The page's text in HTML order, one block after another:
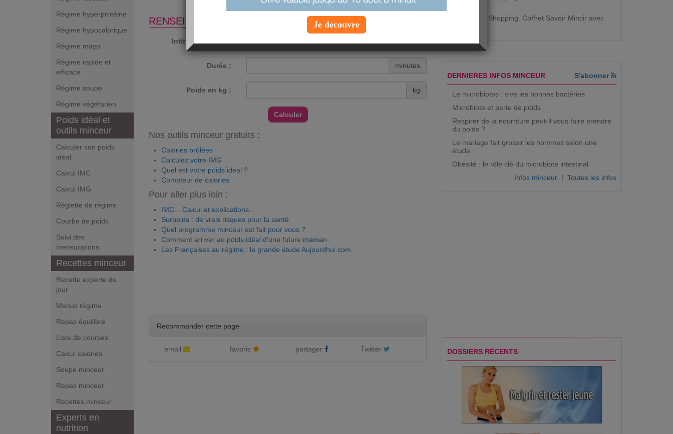
Régime hyperprotéiné
Régime hypocalorique
Régime mayo
Régime rapide et
efficace
Régime soupe
Régime végétarien
Poids idéal et
outils minceur
Calculer son poids
idéal
Calcul IMC
Calcul IMG
Réglette de régime
Courbe de poids
Suivi des
mensurations
Recettes minceur
Recette experte du
jour
Menus régime
Repas équilibré
Liste de courses
Calcul calories
Soupe minceur
Repas minceur
Recettes minceur
Experts en
nutrition
RENSEIGNEZ LES CHAMPS SUIVANTS :
Intitulé du sport :
Durée : minutes
Poids en kg : kg
Calculer
Nos outils minceur gratuits :
Calories brûlées
Calculez votre IMG
Quel est votre poids idéal ?
Compteur de calories
Pour aller plus loin :
IMC... Calcul et explications...
Surpoids : de vrais risques pour la santé
Quel programme minceur est fait pour vous ?
Comment arriver au poids idéal d'une future maman
Les Françaises au régime : la grande étude Aujourdhui.com
Recommander cette page :
email favoris partager Twitter
Aujourdhui Shopping. ​Coffret Savoir Mincir avec
DERNIERES INFOS MINCEUR S'abonner
Le microbiotes : vive les bonnes bactéries
Microbiote et perte de poids
Respirer de la nourriture peut-il vous faire prendre
du poids ?
Le mariage fait grossir les hommes selon une
étude
Obésité : le rôle clé du microbiote intestinal
Infos minceur | Toutes les infos
DOSSIERS RÉCENTS
Je decouvre